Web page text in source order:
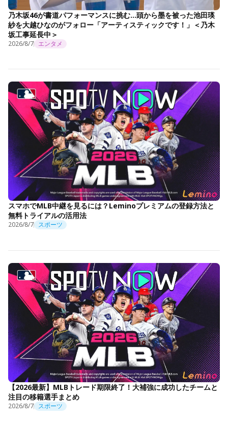
乃木坂46が書道パフォーマンスに挑む…頭から墨を被った池田瑛
紗を大越ひなのがフォロー「アーティスティックです！」＜乃木
坂工事延長中＞
2026/8/7 エンタメ
スマホでMLB中継を見るには？Leminoプレミアムの登録方法と
無料トライアルの活用法
2026/8/7 スポーツ
【2026最新】MLBトレード期限終了！大補強に成功したチームと
注目の移籍選手まとめ
2026/8/7 スポーツ